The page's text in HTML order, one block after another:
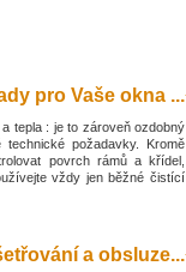
pro Vaše okna ...
tepla : je to zároveň ozdobný
požadavky. Kromě
povrch rámů a křídel,
vždy jen běžné čistící
a obsluze...